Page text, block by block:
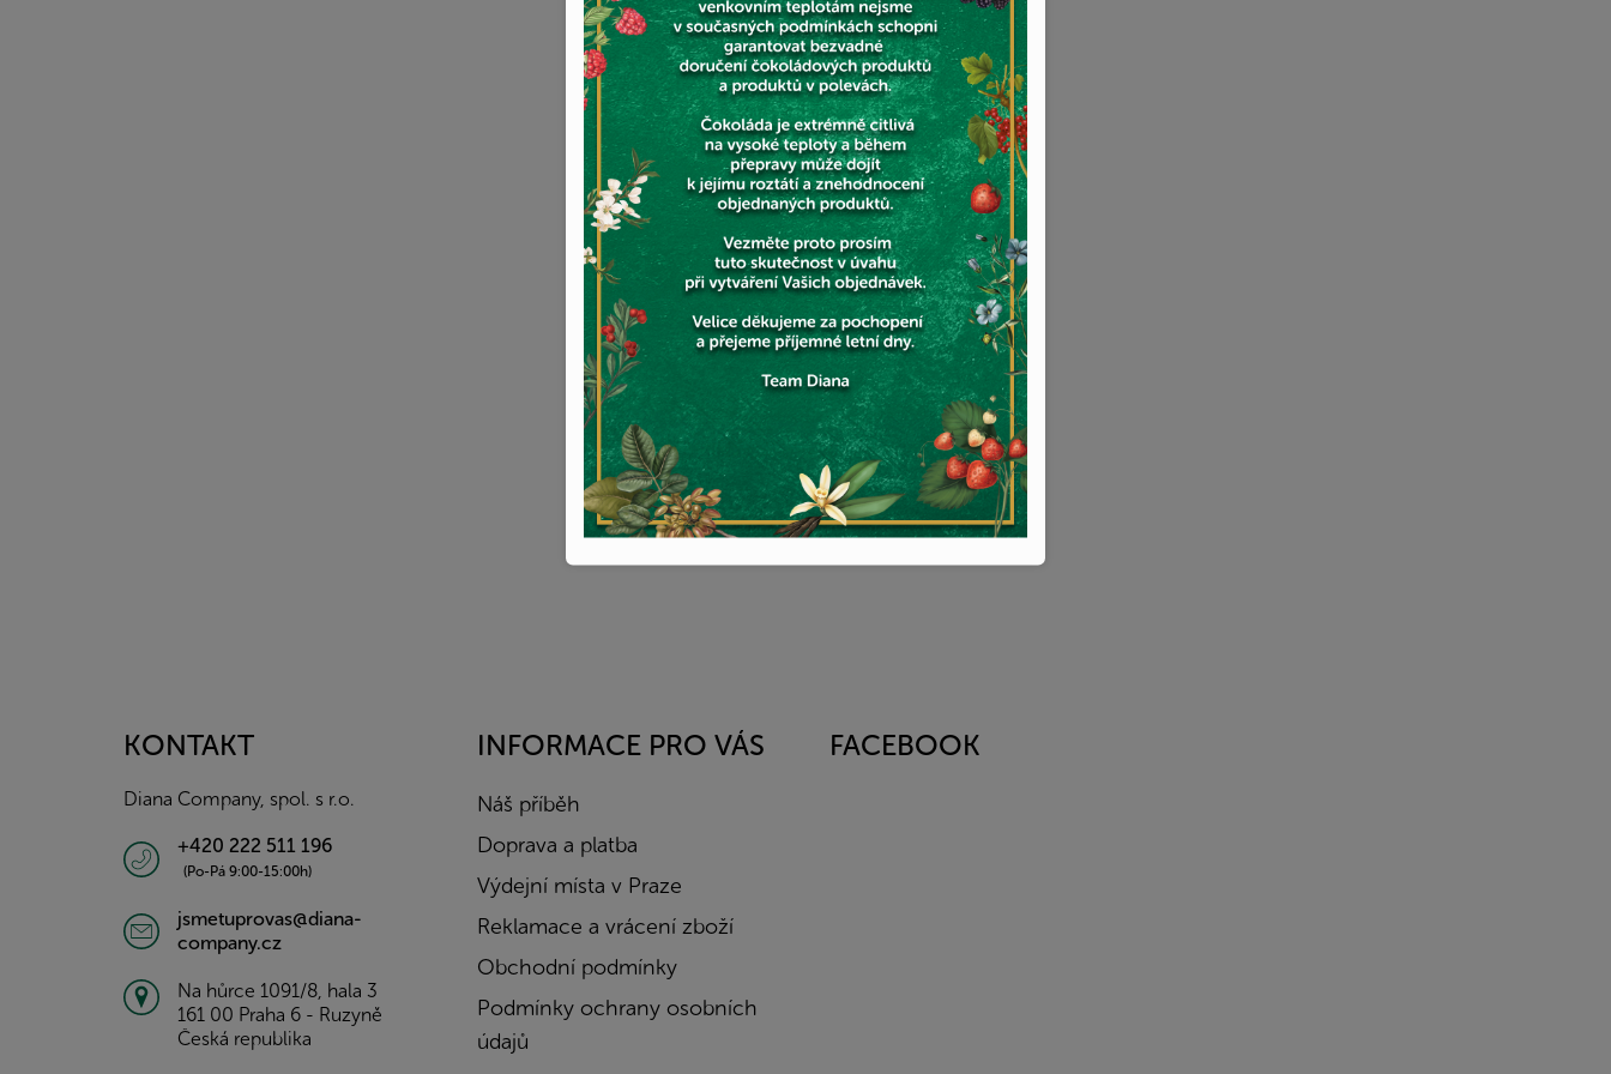
KONTAKT
Diana Company, spol. s r.o.
+420 222 511 196
(Po-Pá 9:00-15:00h)
jsmetuprovas@diana-
company.cz
Na hůrce 1091/8, hala 3
161 00 Praha 6 - Ruzyně
Česká republika
INFORMACE PRO VÁS
Náš příběh
Doprava a platba
Výdejní místa v Praze
Reklamace a vrácení zboží
Obchodní podmínky
Podmínky ochrany osobních
údajů
FACEBOOK